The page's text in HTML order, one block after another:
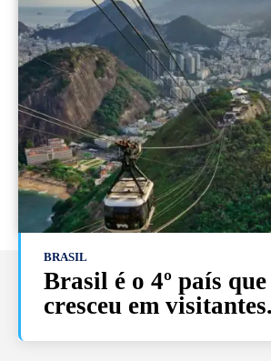
BRASIL
Brasil é o 4º país
cresceu em